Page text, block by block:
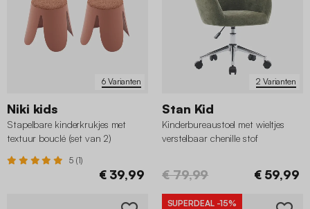
6 Varianten
Niki kids
Stapelbare kinderkrukjes met
textuur bouclé (set van 2)
5 (1)
€ 39,99
2 Varianten
Stan Kid
Kinderbureaustoel met wieltjes
verstelbaar chenille stof
€ 79,99 € 59,99
SUPERDEAL -15%